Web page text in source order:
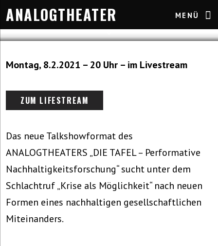
ANALOGTHEATER MENÜ
Allgemein 1. Februar 2021
Montag, 8.2.2021 – 20 Uhr – im Livestream
ZUM LIFESTREAM
Das neue Talkshowformat des
ANALOGTHEATERS „DIE TAFEL – Performative
Nachhaltigkeitsforschung“ sucht unter dem
Schlachtruf „Krise als Möglichkeit“ nach neuen
Formen eines nachhaltigen gesellschaftlichen
Miteinanders.